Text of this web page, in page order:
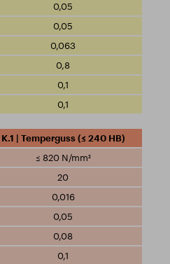
0,05
0,05
0,063
0,8
0,1
0,1
K.1 | Temperguss (≤ 240 HB)
≤ 820 N/mm²
20
0,016
0,05
0,08
0,1